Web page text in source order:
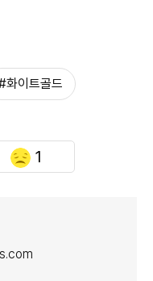
화이트골드
1